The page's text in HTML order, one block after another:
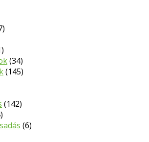
(34)
(145)
(142)
(6)